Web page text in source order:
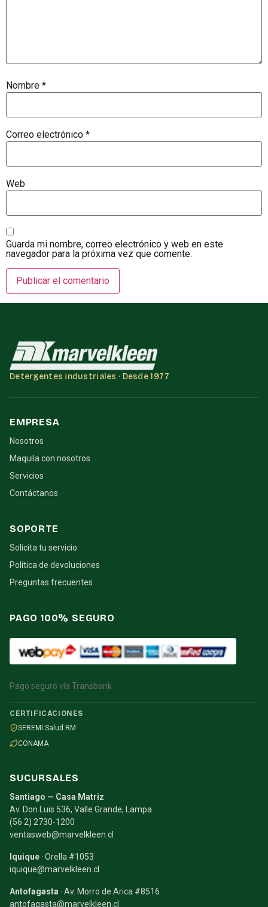
Nombre *
Correo electrónico *
Web
Guarda mi nombre, correo electrónico y web en este
navegador para la próxima vez que comente.
Detergentes industriales · Desde 1977
EMPRESA
Nosotros
Maquila con nosotros
Servicios
Contáctanos
SOPORTE
Solicita tu servicio
Política de devoluciones
Preguntas frecuentes
PAGO 100% SEGURO
Pago seguro vía Transbank
CERTIFICACIONES
SEREMI Salud RM
CONAMA
SUCURSALES
Santiago — Casa Matriz
Av. Don Luis 536, Valle Grande, Lampa
(56 2) 2730-1200
ventasweb@marvelkleen.cl
Iquique · Orella #1053
iquique@marvelkleen.cl
Antofagasta · Av. Morro de Arica #8516
antofagasta@marvelkleen.cl